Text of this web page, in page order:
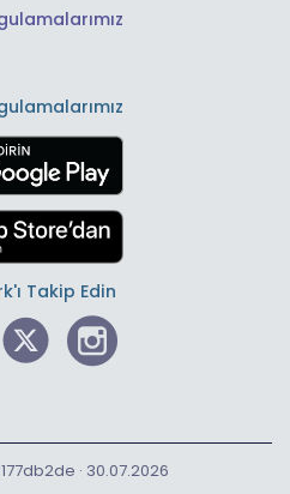
Takip Edin
· 30.07.2026